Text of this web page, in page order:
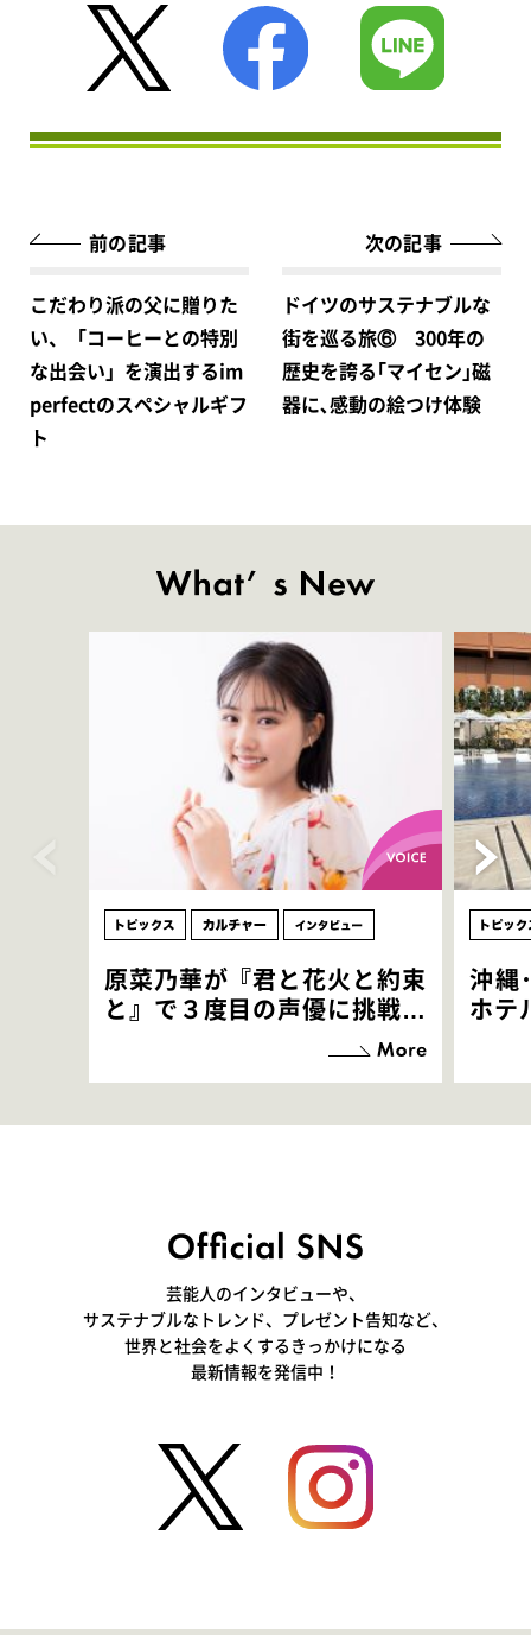
前の記事
こだわり派の父に贈りた
い、「コーヒーとの特別
な出会い」を演出するim
perfectのスペシャルギフ
ト
次の記事
ドイツのサステナブルな
街を巡る旅⑥ 300年の
歴史を誇る｢マイセン｣磁
器に､感動の絵つけ体験
原菜乃華が『君と花火と約束
と』で３度目の声優に挑戦！
「お邪魔させてもらっている
感覚ですが､お芝居に没頭で
沖縄
ホテ
芸能人のインタビューや、
サステナブルなトレンド、プレゼント告知など、
世界と社会をよくするきっかけになる
最新情報を発信中！